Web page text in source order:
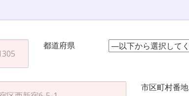
都道府県
市区町村番地